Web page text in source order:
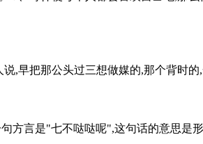
,早把那公头过三想做媒的,那个背时的
方言是"七不哒哒呢",这句话的意思是